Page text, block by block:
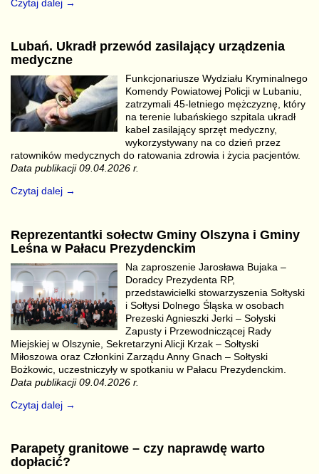
Czytaj dalej →
Lubań. Ukradł przewód zasilający urządzenia
medyczne
Funkcjonariusze Wydziału Kryminalnego
Komendy Powiatowej Policji w Lubaniu,
zatrzymali 45-letniego mężczyznę, który
na terenie lubańskiego szpitala ukradł
kabel zasilający sprzęt medyczny,
wykorzystywany na co dzień przez
ratowników medycznych do ratowania zdrowia i życia pacjentów.
Data publikacji 09.04.2026 r.
Czytaj dalej →
Reprezentantki sołectw Gminy Olszyna i Gminy
Leśna w Pałacu Prezydenckim
Na zaproszenie Jarosława Bujaka –
Doradcy Prezydenta RP,
przedstawicielki stowarzyszenia Sołtyski
i Sołtysi Dolnego Śląska w osobach
Prezeski Agnieszki Jerki – Sołyski
Zapusty i Przewodniczącej Rady
Miejskiej w Olszynie, Sekretarzyni Alicji Krzak – Sołtyski
Miłoszowa oraz Członkini Zarządu Anny Gnach – Sołtyski
Bożkowic, uczestniczyły w spotkaniu w Pałacu Prezydenckim.
Data publikacji 09.04.2026 r.
Czytaj dalej →
Parapety granitowe – czy naprawdę warto
dopłacić?